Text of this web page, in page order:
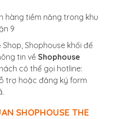
hàng tiềm năng trong khu
9
Shophouse khối đế
tin về Shophouse
có thể gọi hotline:
trợ hoặc đăng ký form
SHOPHOUSE THE